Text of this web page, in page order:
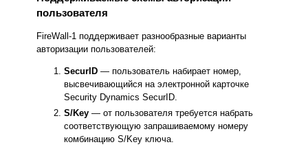
пользователя
FireWall-1 поддерживает разнообразные варианты
авторизации пользователей:
SecurID — пользователь набирает номер,
высвечивающийся на электронной карточке
Security Dynamics SecurID.
S/Key — от пользователя требуется набрать
соответствующую запрашиваемому номеру
комбинацию S/Key ключа.